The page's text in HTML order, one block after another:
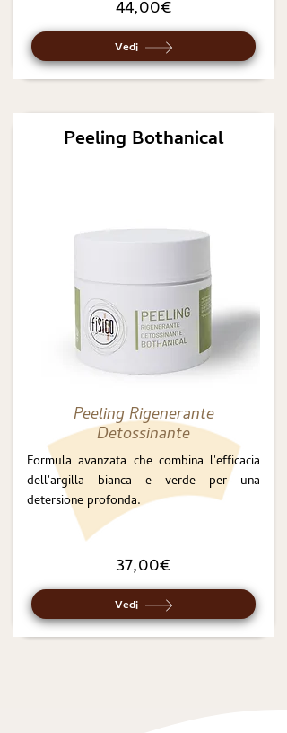
44,00€
Vedi
Peeling Bothanical
Peeling Rigenerante
Detossinante
Formula avanzata che combina l'efficacia
dell'argilla bianca e verde per una
detersione profonda.
37,00€
Vedi